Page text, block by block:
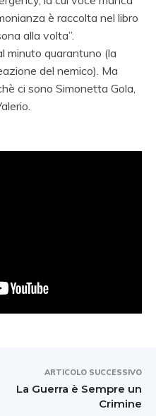
è raccolta nel libro
alla volta”.
minuto quarantuno (la
del nemico). Ma
ci sono Simonetta Gola,
ARTICOLO SUCCESSIVO
La Guerra è Sempre un
Crimine